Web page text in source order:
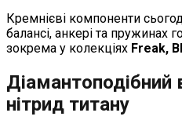
Кремнієві компоненти
балансі, анкері та пружинах
зокрема у колекціях Freak,
Діамантоподібний
нітрид титану